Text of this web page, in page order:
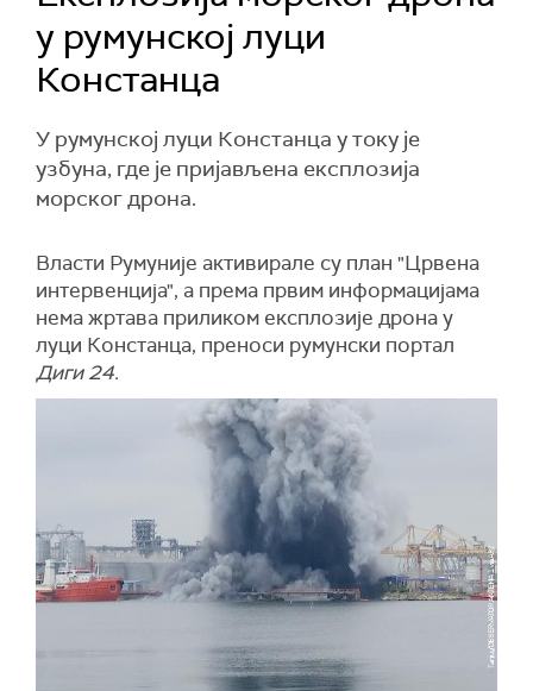
у румунској луци
Констанца
У румунској луци Констанца у току је
узбуна, где је пријављена експлозија
морског дрона.
Власти Румуније активирале су план "Црвена
интервенција", а према првим информацијама
нема жртава приликом експлозије дрона у
луци Констанца, преноси румунски портал
Диги 24.